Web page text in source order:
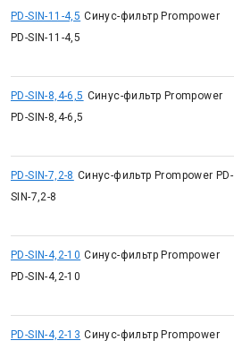
PD-SIN-11-4,5 Синус-фильтр Prompower
PD-SIN-11-4,5
PD-SIN-8,4-6,5 Синус-фильтр Prompower
PD-SIN-8,4-6,5
PD-SIN-7,2-8 Синус-фильтр Prompower PD-
SIN-7,2-8
PD-SIN-4,2-10 Синус-фильтр Prompower
PD-SIN-4,2-10
PD-SIN-4,2-13 Синус-фильтр Prompower